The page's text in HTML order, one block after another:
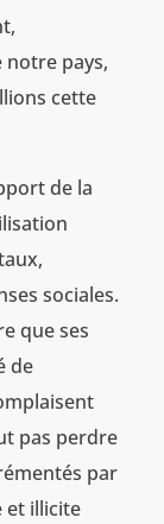
notre pays,
cette
de la
sociales.
que ses
de
pas perdre
par
et illicite